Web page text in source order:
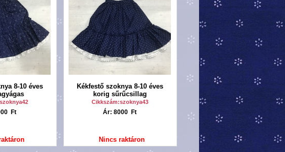
8-10 éves
Ft
Kékfestő szoknya 8-10 éves
korig sűrűcsillag
Cikkszám:szoknya43
Ár: 8000 Ft
Nincs raktáron